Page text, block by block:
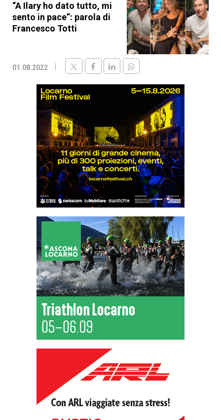
“A Ilary ho dato tutto, mi
sento in pace”: parola di
Francesco Totti
01.08.2022